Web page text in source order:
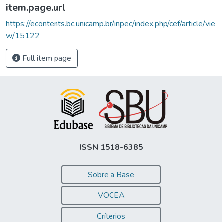
item.page.url
https://econtents.bc.unicamp.br/inpec/index.php/cef/article/vie
w/15122
Full item page
ISSN 1518-6385
Sobre a Base
VOCEA
Críterios